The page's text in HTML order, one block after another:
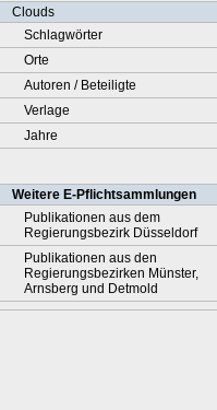
Clouds
Schlagwörter
Orte
Autoren / Beteiligte
Verlage
Jahre
Weitere E-Pflichtsammlungen
Publikationen aus dem
Regierungsbezirk Düsseldorf
Publikationen aus den
Regierungsbezirken Münster,
Arnsberg und Detmold